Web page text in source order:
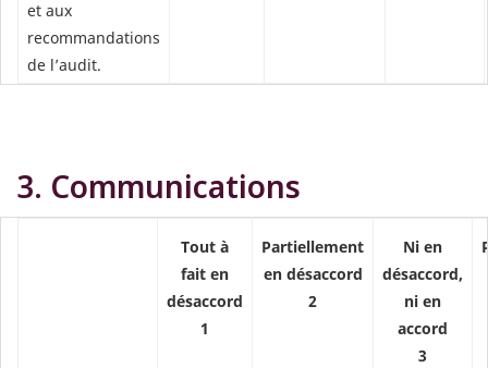
et aux
recommandations
de l’audit.
3. Communications
Tout à
fait en
désaccord
1
Partiellement
en désaccord
2
Ni en
désaccord,
ni en
accord
3